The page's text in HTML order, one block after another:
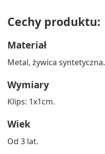
Cechy produktu:
Materiał
Metal, żywica syntetyczna.
Wymiary
Klips: 1x1cm.
Wiek
Od 3 lat.